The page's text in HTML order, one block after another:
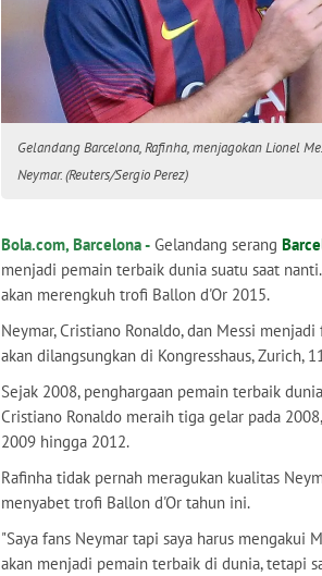
Gelandang Barcelona, Rafinha, menjagokan Lionel
Neymar. (Reuters/Sergio Perez)
Bola.com, Barcelona - Gelandang serang
menjadi pemain terbaik dunia suatu saat
akan merengkuh trofi Ballon d'Or 2015.
Neymar, Cristiano Ronaldo, dan Messi
akan dilangsungkan di Kongresshaus, Zurich,
Sejak 2008, penghargaan pemain terbaik
Cristiano Ronaldo meraih tiga gelar pada
2009 hingga 2012.
Rafinha tidak pernah meragukan kualitas
menyabet trofi Ballon d'Or tahun ini.
"Saya fans Neymar tapi saya harus mengakui
akan menjadi pemain terbaik di dunia, tetapi